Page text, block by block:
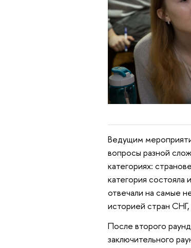
Ведущим
вопросы разной
категориях:
категория
отвечали на самые
историей стран СНГ,
После второго
заключительного